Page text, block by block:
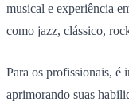
musical e experiência
como jazz, clássico,
Para os profissionais, é
aprimorando suas